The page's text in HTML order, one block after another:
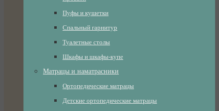
Пуфы и кушетки
Спальный гарнитур
Туалетные столы
Шкафы и шкафы-купе
Матрацы и наматрасники
Ортопедические матрацы
Детские ортопедические матрацы